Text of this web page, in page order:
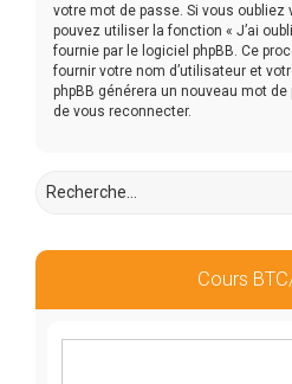
votre mot de passe. Si vous oubliez
pouvez utiliser la fonction « J’ai
fournie par le logiciel phpBB. Ce
fournir votre nom d’utilisateur et
phpBB générera un nouveau mot
de vous reconnecter.
Cours